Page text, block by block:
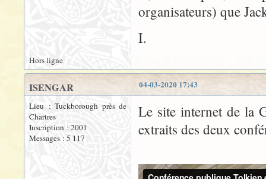
organisateurs) que
I.
Hors ligne
04-03-2020 17:43
ISENGAR
Lieu : Tuckborough près de
Chartres
Inscription : 2001
Messages : 5 117
Le site internet de la
extraits des deux